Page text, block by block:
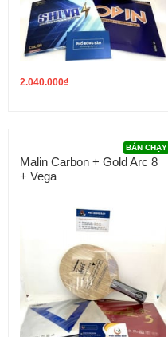
2.040.000₫
Malin Carbon + Gold Arc 8
+ Vega
BÁN CHẠY